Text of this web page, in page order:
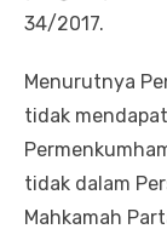
34/2017.
Menurutnya
tidak
tidak dalam
Mahkamah